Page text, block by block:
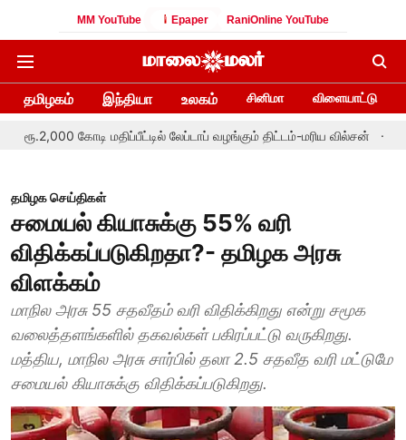
MM YouTube Epaper RaniOnline YouTube
தமிழகம் இந்தியா உலகம் சினிமா விளையாட்டு
கோடி மதிப்பீட்டில் லேப்டாப் வழங்கும் திட்டம்-மரிய வில்சன்
தமிழக செய்திகள்
சமையல் கியாசுக்கு 55% வரி
விதிக்கப்படுகிறதா?- தமிழக அரசு
விளக்கம்
மாநில அரசு 55 சதவீதம் வரி விதிக்கிறது என்று சமூக
வலைத்தளங்களில் தகவல்கள் பகிரப்பட்டு வருகிறது.
மத்திய, மாநில அரசு சார்பில் தலா 2.5 சதவீத வரி மட்டுமே
சமையல் கியாசுக்கு விதிக்கப்படுகிறது.